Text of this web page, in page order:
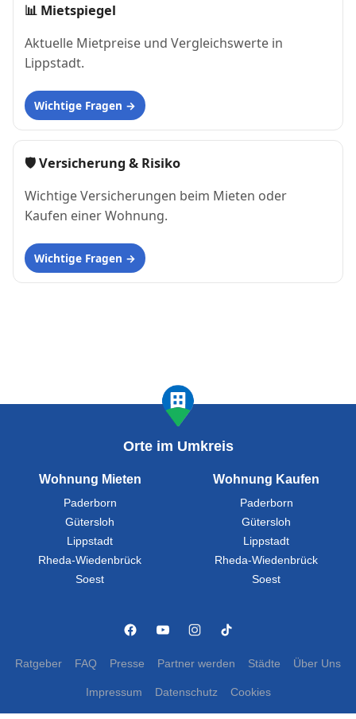
📊 Mietspiegel
Aktuelle Mietpreise und Vergleichswerte in
Lippstadt.
Wichtige Fragen
🛡 Versicherung & Risiko
Wichtige Versicherungen beim Mieten oder
Kaufen einer Wohnung.
Wichtige Fragen
Orte im Umkreis
Wohnung Mieten
Paderborn
Gütersloh
Lippstadt
Rheda-Wiedenbrück
Soest
Wohnung Kaufen
Paderborn
Gütersloh
Lippstadt
Rheda-Wiedenbrück
Soest
Ratgeber FAQ Presse Partner werden Städte Über Uns
Impressum Datenschutz Cookies